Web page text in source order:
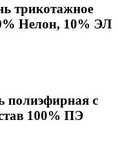
трикотажное
Нелон, 10% ЭЛ
полиэфирная с
100% ПЭ